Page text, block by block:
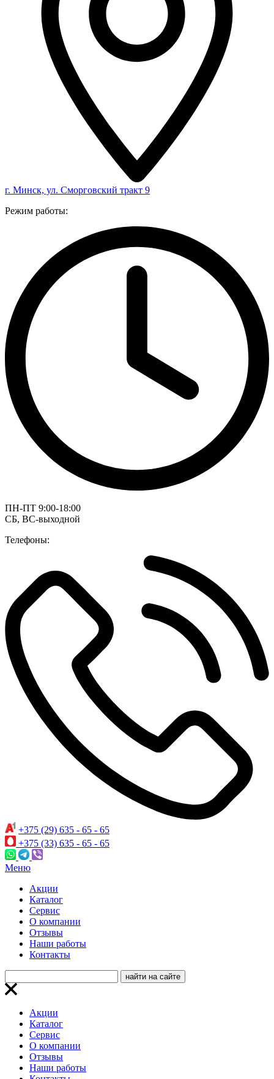
г. Минск, ул. Сморговский тракт 9
Режим работы:
ПН-ПТ 9:00-18:00
СБ, ВС-выходной
Телефоны:
+375 (29) 635 - 65 - 65
+375 (33) 635 - 65 - 65
Меню
Акции
Каталог
Сервис
О компании
Отзывы
Наши работы
Контакты
Акции
Каталог
Сервис
О компании
Отзывы
Наши работы